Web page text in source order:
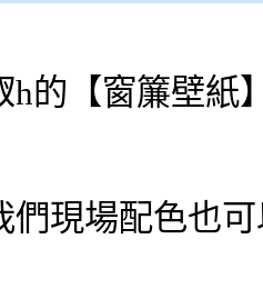
h的【窗簾壁紙
們現場配色也